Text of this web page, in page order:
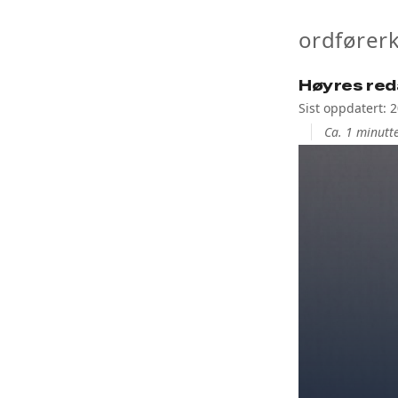
Høyres
Sist oppdatert:
Ca. 1